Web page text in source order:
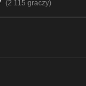
(2 115 graczy)